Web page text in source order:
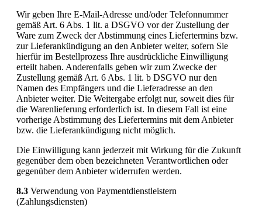
Wir geben Ihre E-Mail-Adresse und/oder Telefonnummer
gemäß Art. 6 Abs. 1 lit. a DSGVO vor der Zustellung der
Ware zum Zweck der Abstimmung eines Liefertermins bzw.
zur Lieferankündigung an den Anbieter weiter, sofern Sie
hierfür im Bestellprozess Ihre ausdrückliche Einwilligung
erteilt haben. Anderenfalls geben wir zum Zwecke der
Zustellung gemäß Art. 6 Abs. 1 lit. b DSGVO nur den
Namen des Empfängers und die Lieferadresse an den
Anbieter weiter. Die Weitergabe erfolgt nur, soweit dies für
die Warenlieferung erforderlich ist. In diesem Fall ist eine
vorherige Abstimmung des Liefertermins mit dem Anbieter
bzw. die Lieferankündigung nicht möglich.
Die Einwilligung kann jederzeit mit Wirkung für die Zukunft
gegenüber dem oben bezeichneten Verantwortlichen oder
gegenüber dem Anbieter widerrufen werden.
8.3 Verwendung von Paymentdienstleistern
(Zahlungsdiensten)